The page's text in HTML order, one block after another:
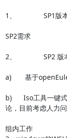
1、              SP1版
SP2需求
2、              SP2 版
a)       基于
b)      Iso工具一键
论，目前考虑人力
组内工作